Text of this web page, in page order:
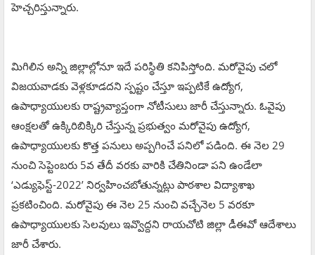
హెచ్చరిస్తున్నారు.
మిగిలిన అన్ని జిల్లాల్లోనూ ఇదే పరిస్థితి కనిపిస్తోంది. మరోవైపు చలో
విజయవాడకు వెళ్లకూడదని స్పష్టం చేస్తూ ఇప్పటికే ఉద్యోగ,
ఉపాధ్యాయులకు రాష్ట్రవ్యాప్తంగా నోటీసులు జారీ చేస్తున్నారు. ఓవైపు
ఆంక్షలతో ఉక్కిరిబిక్కిరి చేస్తున్న ప్రభుత్వం మరోవైపు ఉద్యోగ,
ఉపాధ్యాయులకు కొత్త పనులు అప్పగించే పనిలో పడింది. ఈ నెల 29
నుంచి సెప్టెంబరు 5వ తేదీ వరకు వారికి చేతినిండా పని ఉండేలా
‘ఎడ్యుఫెస్ట్‌-2022’ నిర్వహించబోతున్నట్లు పాఠశాల విద్యాశాఖ
ప్రకటించింది. మరోవైపు ఈ నెల 25 నుంచి వచ్చేనెల 5 వరకూ
ఉపాధ్యాయులకు సెలవులు ఇవ్వొద్దని రాయచోటి జిల్లా డీఈవో ఆదేశాలు
జారీ చేశారు.